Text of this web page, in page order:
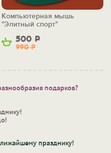
500 Р
990Р
Компьютерная мышь
"Элитный спорт"
подарков?
празднику!